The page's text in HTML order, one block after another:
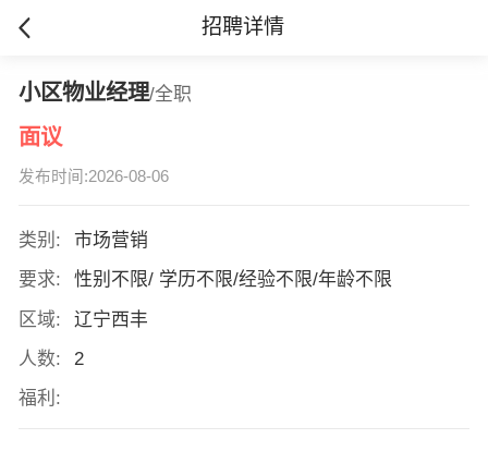
招聘详情
小区物业经理/全职
面议
发布时间:2026-08-06
类别:
市场营销
要求:
性别不限/ 学历不限/经验不限/年龄不限
区域:
辽宁西丰
人数:
2
福利: